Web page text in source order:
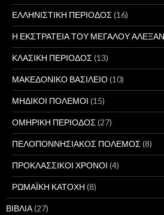
ΕΛΛΗΝΙΣΤΙΚΗ ΠΕΡΙΟΔΟΣ (16)
Η ΕΚΣΤΡΑΤΕΙΑ ΤΟΥ ΜΕΓΑΛΟΥ
ΚΛΑΣΙΚΗ ΠΕΡΙΟΔΟΣ (13)
ΜΑΚΕΔΟΝΙΚΟ ΒΑΣΙΛΕΙΟ(10)
ΜΗΔΙΚΟΙ ΠΟΛΕΜΟΙ (15)
ΟΜΗΡΙΚΗ ΠΕΡΙΟΔΟΣ (27)
ΠΕΛΟΠΟΝΝΗΣΙΑΚΟΣ ΠΟΛΕΜΟΣ (8)
ΠΡΟΚΛΑΣΣΙΚΟΙ ΧΡΟΝΟΙ (4)
ΡΩΜΑΪΚΗ ΚΑΤΟΧΗ (8)
ΒΙΒΛΙΑ(27)